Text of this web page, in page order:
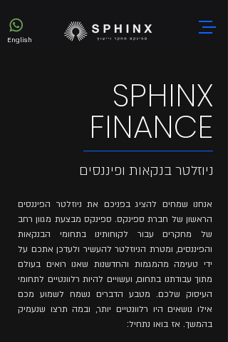
English
SPHINX
FINANCE
ניוזלטר בנקאות ופיננסים
אנחנו שמחים להציג בפניכם את ניוזלטר הפיננסים
הראשון של חברת ספינקס. ספינקס מבצעת מגוון רחב
של מחקרים עבור לקוחותינו בתחומי הבנקאות
והפיננסים, ומטרת הניוזלטר להעשיר ולעדכן אתכם על
ידי טעימה מהמגמות והחדשנות שאנו רואים בעולם
מתוך עבודתנו בתחום, ועשויים להיות רלוונטיים לתחומי
העיסוק שלכם. מטבע הדברים נשמח לשמוע מכם
אילו נושאים היו רלוונטיים יותר, ובמה תרצו שנעמיק
בהמשך. אז בואו נתחיל: